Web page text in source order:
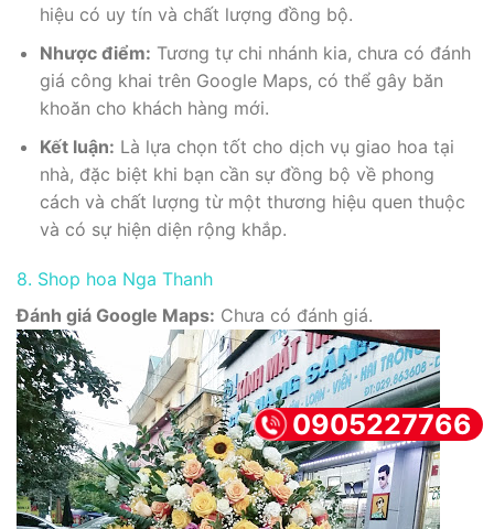
hiệu có uy tín và chất lượng đồng bộ.
Nhược điểm: Tương tự chi nhánh kia, chưa có đánh
giá công khai trên Google Maps, có thể gây băn
khoăn cho khách hàng mới.
Kết luận: Là lựa chọn tốt cho dịch vụ giao hoa tại
nhà, đặc biệt khi bạn cần sự đồng bộ về phong
cách và chất lượng từ một thương hiệu quen thuộc
và có sự hiện diện rộng khắp.
8. Shop hoa Nga Thanh
Đánh giá Google Maps: Chưa có đánh giá.
0905227766